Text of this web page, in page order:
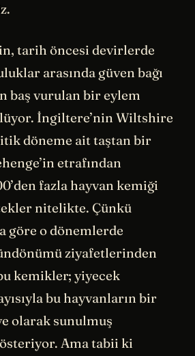
tarih öncesi devirlerde
arasında güven bağı
baş vurulan bir eylem
İngiltere’nin Wiltshire
döneme ait taştan bir
etrafından
fazla hayvan kemiği
nitelikte. Çünkü
göre o dönemlerde
ziyafetlerinden
kemikler; yiyecek
bu hayvanların bir
olarak sunulmuş
Ama tabii ki